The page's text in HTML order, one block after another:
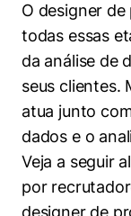
O designer
todas essas
da análise de
seus clientes.
atua junto
dados e o
Veja a seguir
por
designer de